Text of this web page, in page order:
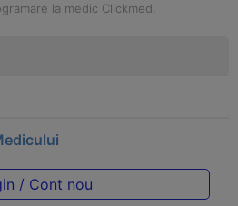
la medic Clickmed.
/ Cont nou